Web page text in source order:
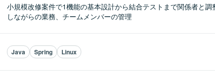
小規模改修案件で1機能の基本設計から結合テストまで関係者と調
しながらの業務、チームメンバーの管理
Java Spring Linux